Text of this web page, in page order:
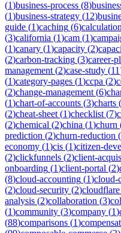
(1)business-process (8)
(1)business-strategy (12)
guide (1)caching (6)
(3)california (1)cam (1)
(1)canary (1)capacity (2)
(2)carbon-tracking (3)career-
management (2)case-study (11
(1)category-pages (1)ccpa (2)
(2)change-management (6)
(1)chart-of-accounts (3)charts (
(2)cheat-sheet (1)checklist (7)
(2)chemical (2)china (1)churn
prediction (2)churn-reduction (
economy (1)cis (1)citizen-
(2)clickfunnels (2)client-
onboarding (1)client-portal (2)
(8)cloud-accounting (1)cloud-
(2)cloud-security (2)cloudflare
analysis (2)collaboration (3)
(1)community (3)company (1)
(88)comparisons (1)